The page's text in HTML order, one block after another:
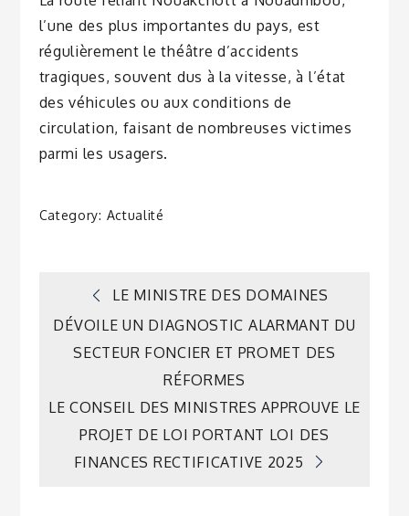
l’une des plus importantes du pays, est
régulièrement le théâtre d’accidents
tragiques, souvent dus à la vitesse, à l’état
des véhicules ou aux conditions de
circulation, faisant de nombreuses victimes
parmi les usagers.
Category: Actualité
Navigation
de
l’article
LE MINISTRE DES DOMAINES
DÉVOILE UN DIAGNOSTIC ALARMANT DU
SECTEUR FONCIER ET PROMET DES
RÉFORMES
LE CONSEIL DES MINISTRES APPROUVE LE
PROJET DE LOI PORTANT LOI DES
FINANCES RECTIFICATIVE 2025